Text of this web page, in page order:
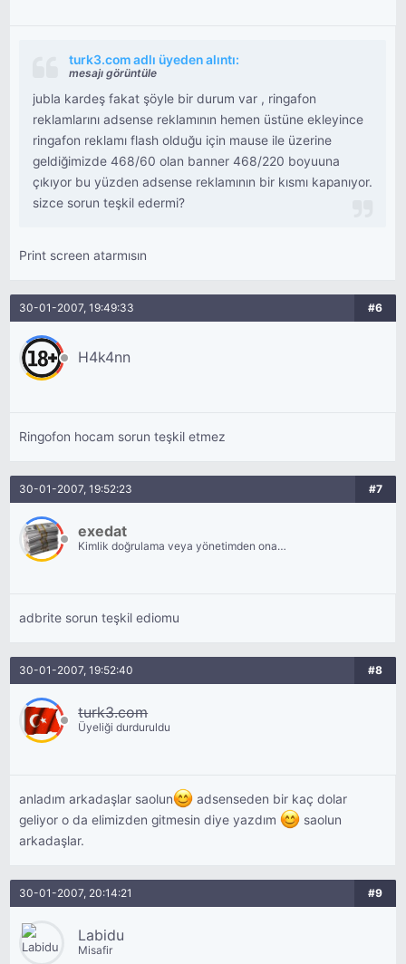
turk3.com adlı üyeden alıntı:
mesajı görüntüle
jubla kardeş fakat şöyle bir durum var , ringafon
reklamlarını adsense reklamının hemen üstüne ekleyince
ringafon reklamı flash olduğu için mause ile üzerine
geldiğimizde 468/60 olan banner 468/220 boyuuna
çıkıyor bu yüzden adsense reklamının bir kısmı kapanıyor.
sizce sorun teşkil edermi?
Print screen atarmısın
30-01-2007, 19:49:33 #6
H4k4nn
Ringofon hocam sorun teşkil etmez
30-01-2007, 19:52:23 #7
exedat
Kimlik doğrulama veya yönetimden onay
adbrite sorun teşkil ediomu
30-01-2007, 19:52:40 #8
turk3.com
Üyeliği durduruldu
anladım arkadaşlar saolun
adsenseden bir kaç dolar
geliyor o da elimizden gitmesin diye yazdım
saolun
arkadaşlar.
30-01-2007, 20:14:21 #9
Labidu
Misafir